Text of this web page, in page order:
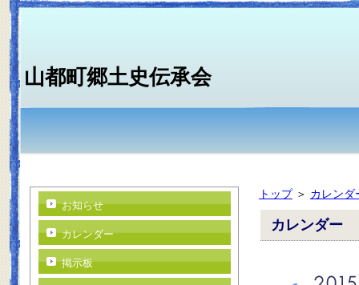
山都町郷土史伝承会
トップ＞ カレンダ
カレンダー
お知らせ
カレンダー
掲示板